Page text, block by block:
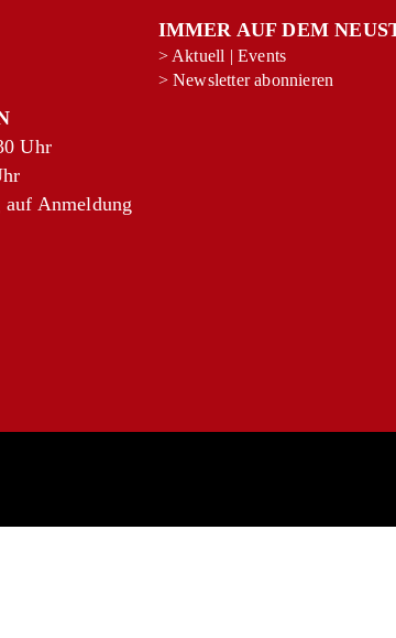
Uhr
Anmeldung
IMMER AUF DEM
> Aktuell | Events
> Newsletter abonnieren